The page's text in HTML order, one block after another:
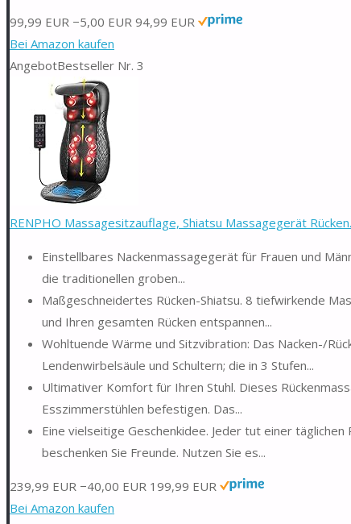
99,99 EUR −5,00 EUR 94,99 EUR
Bei Amazon kaufen
AngebotBestseller Nr. 3
RENPHO Massagesitzauflage, Shiatsu Massagegerät
Einstellbares Nackenmassagegerät für Frauen und
die traditionellen groben...
Maßgeschneidertes Rücken-Shiatsu. 8 tiefwirkende
und Ihren gesamten Rücken entspannen...
Wohltuende Wärme und Sitzvibration: Das Nacken-/
Lendenwirbelsäule und Schultern; die in 3 Stufen...
Ultimativer Komfort für Ihren Stuhl. Dieses
Esszimmerstühlen befestigen. Das...
Eine vielseitige Geschenkidee. Jeder tut einer
beschenken Sie Freunde. Nutzen Sie es...
239,99 EUR −40,00 EUR 199,99 EUR
Bei Amazon kaufen